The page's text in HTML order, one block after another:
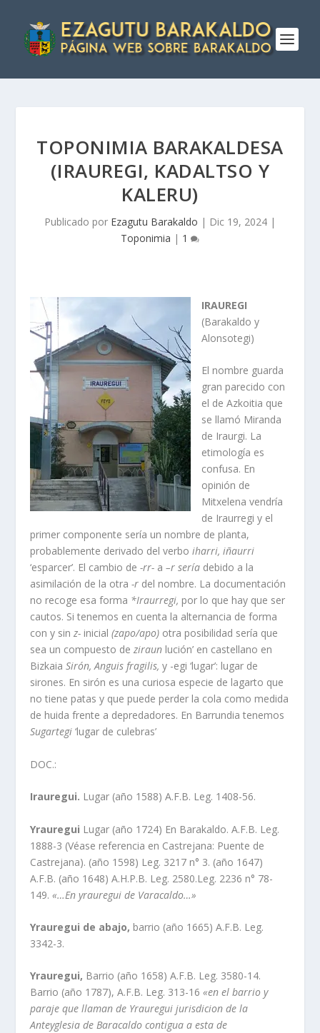
TOPONIMIA BARAKALDESA
(IRAUREGI, KADALTSO Y
KALERU)
Publicado por Ezagutu Barakaldo | Dic 19, 2024 |
Toponimia | 1
IRAUREGI
(Barakaldo y
Alonsotegi)
El nombre guarda
gran parecido con
el de Azkoitia que
se llamó Miranda
de Iraurgi. La
etimologí­a es
confusa. En
opinión de
Mitxelena vendrí­a
de Iraurregi y el
primer componente serí­a un nombre de planta,
probablemente derivado del verboiharri,iñaurri
‘esparcer’. El cambio de-rr- a–r serí­a debido a la
asimilación de la otra-r del nombre. La documentación
no recoge esa forma *Iraurregi, por lo que hay que ser
cautos. Si tenemos en cuenta la alternancia de forma
con y sinz- inicial(zapo/apo) otra posibilidad serí­a que
sea un compuesto deziraun lución’ en castellano en
BizkaiaSirón,Anguis fragilis,y -egi ‘lugar’: lugar de
sirones. En sirón es una curiosa especie de lagarto que
no tiene patas y que puede perder la cola como medida
de huida frente a depredadores. En Barrundia tenemos
Sugartegi‘lugar de culebras’
DOC.:
Irauregui. Lugar (año 1588) A.F.B. Leg. 1408-56.
Yrauregui Lugar (año 1724) En Barakaldo. A.F.B. Leg.
1888-3 (Véase referencia en Castrejana: Puente de
Castrejana). (año 1598) Leg. 3217 n° 3. (año 1647)
A.F.B. (año 1648) A.H.P.B. Leg. 2580.Leg. 2236 n° 78-
149.«…En yrauregui de Varacaldo…»
Yrauregui de abajo, barrio (año 1665) A.F.B. Leg.
3342-3.
Yrauregui, Barrio (año 1658) A.F.B. Leg. 3580-14.
Barrio (año 1787), A.F.B. Leg. 313-16«en el barrio y
paraje que llaman de Yrauregui jurisdicion de la
Anteyglesia de Baracaldo contigua a esta de